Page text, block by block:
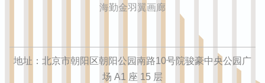
海勤金羽翼画廊
地址：北京市朝阳区朝阳公园南路10号院骏豪中央公园广
场 A1 座 15 层